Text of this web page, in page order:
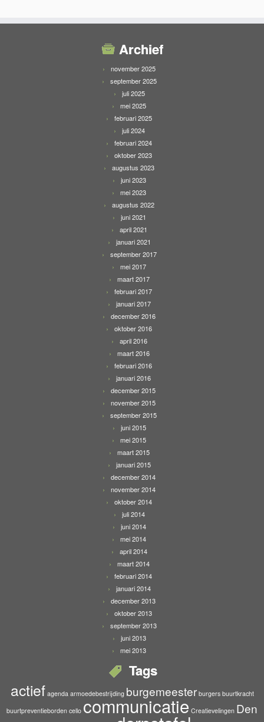
Archief
november 2025
september 2025
juli 2025
mei 2025
februari 2025
juli 2024
februari 2024
oktober 2023
augustus 2023
juni 2023
mei 2023
augustus 2022
juni 2021
april 2021
januari 2021
september 2017
mei 2017
maart 2017
februari 2017
januari 2017
december 2016
oktober 2016
april 2016
maart 2016
februari 2016
januari 2016
december 2015
november 2015
september 2015
juni 2015
mei 2015
maart 2015
januari 2015
december 2014
november 2014
oktober 2014
juli 2014
juni 2014
mei 2014
april 2014
maart 2014
februari 2014
januari 2014
december 2013
oktober 2013
september 2013
juni 2013
mei 2013
Tags
actief agenda armoedebestrijding burgemeester burgers buurtkracht
buurtpreventieborden cello communicatie Creatievelingen Den